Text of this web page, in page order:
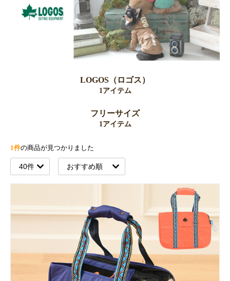
LOGOS（ロゴス）
1アイテム
フリーサイズ
1アイテム
1件の商品が見つかりました